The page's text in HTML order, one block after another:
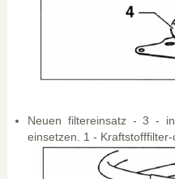
Neuen filtereinsatz - 3 -
einsetzen. 1 -